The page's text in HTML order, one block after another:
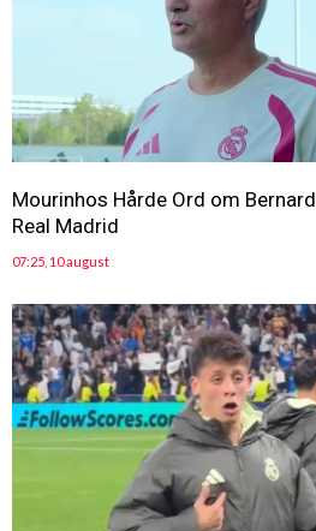
Mourinhos Hårde Ord om
Real Madrid
07:25, 10 august